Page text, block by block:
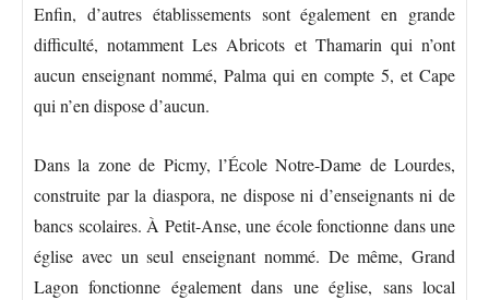
Enfin, d’autres établissements sont également en grande
difficulté, notamment Les Abricots et Thamarin qui n’ont
aucun enseignant nommé, Palma qui en compte 5, et Cape
qui n’en dispose d’aucun.
Dans la zone de Picmy, l’École Notre-Dame de Lourdes,
construite par la diaspora, ne dispose ni d’enseignants ni de
bancs scolaires. À Petit-Anse, une école fonctionne dans une
église avec un seul enseignant nommé. De même, Grand
Lagon fonctionne également dans une église, sans local